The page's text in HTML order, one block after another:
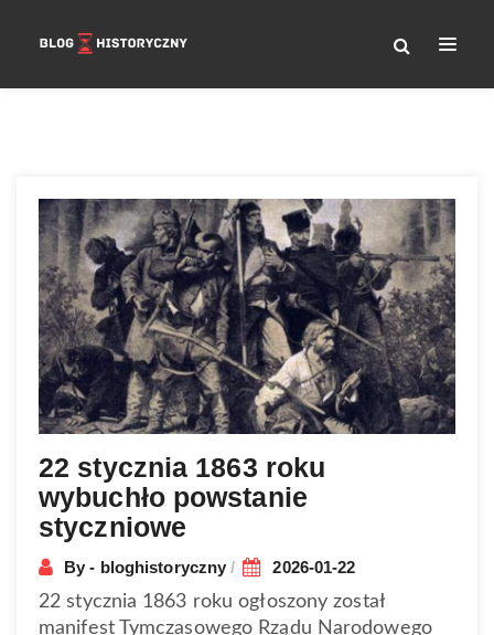
22 stycznia 1863 roku
wybuchło powstanie
styczniowe
By - bloghistoryczny 2026-01-22
22 stycznia 1863 roku ogłoszony został
manifest Tymczasowego Rządu Narodowego
Nawigacja
wpisu